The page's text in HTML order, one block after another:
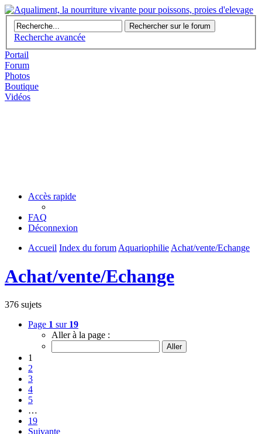
Recherche avancée
Portail
Forum
Photos
Boutique
Vidéos
Accès rapide
FAQ
Déconnexion
Accueil Index du forum Aquariophilie Achat/vente/Echange
Achat/vente/Echange
376 sujets
Page 1 sur 19
Aller à la page :
1
2
3
4
5
…
19
Suivante